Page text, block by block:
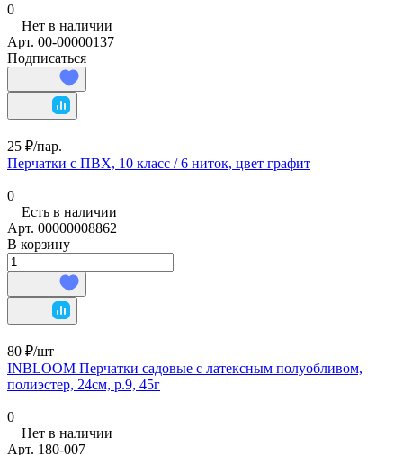
0
Нет в наличии
Арт. 00-00000137
Подписаться
25 ₽/пар.
Перчатки с ПВХ, 10 класс / 6 ниток, цвет графит
0
Есть в наличии
Арт. 00000008862
В корзину
80 ₽/шт
INBLOOM Перчатки садовые с латексным полуобливом,
полиэстер, 24см, р.9, 45г
0
Нет в наличии
Арт. 180-007